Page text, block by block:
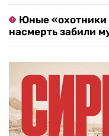
Юные «охотники
насмерть забили